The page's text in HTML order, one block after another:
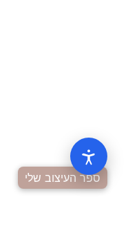
ספר העיצוב שלי